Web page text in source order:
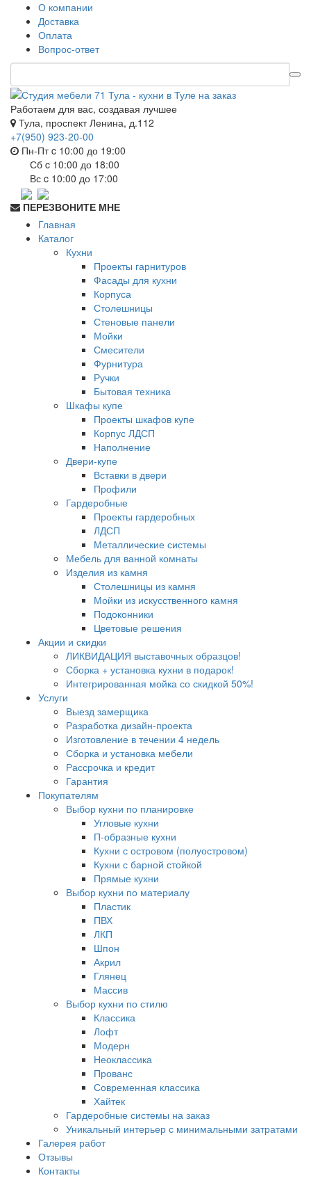
О компании
Доставка
Оплата
Вопрос-ответ
Работаем для вас, создавая лучшее
Тула, проспект Ленина, д.112
+7(950) 923-20-00
Пн-Пт c 10:00 до 19:00
Сб c 10:00 до 18:00
Вс c 10:00 до 17:00
ПЕРЕЗВОНИТЕ МНЕ
Главная
Каталог
Кухни
Проекты гарнитуров
Фасады для кухни
Корпуса
Столешницы
Стеновые панели
Мойки
Смесители
Фурнитура
Ручки
Бытовая техника
Шкафы купе
Проекты шкафов купе
Корпус ЛДСП
Наполнение
Двери-купе
Вставки в двери
Профили
Гардеробные
Проекты гардеробных
ЛДСП
Металлические системы
Мебель для ванной комнаты
Изделия из камня
Столешницы из камня
Мойки из искусственного камня
Подоконники
Цветовые решения
Акции и скидки
ЛИКВИДАЦИЯ выставочных образцов!
Сборка + установка кухни в подарок!
Интегрированная мойка со скидкой 50%!
Услуги
Выезд замерщика
Разработка дизайн-проекта
Изготовление в течении 4 недель
Сборка и установка мебели
Рассрочка и кредит
Гарантия
Покупателям
Выбор кухни по планировке
Угловые кухни
П-образные кухни
Кухни с островом (полуостровом)
Кухни с барной стойкой
Прямые кухни
Выбор кухни по материалу
Пластик
ПВХ
ЛКП
Шпон
Акрил
Глянец
Массив
Выбор кухни по стилю
Классика
Лофт
Модерн
Неоклассика
Прованс
Современная классика
Хайтек
Гардеробные системы на заказ
Уникальный интерьер с минимальными затратами
Галерея работ
Отзывы
Контакты